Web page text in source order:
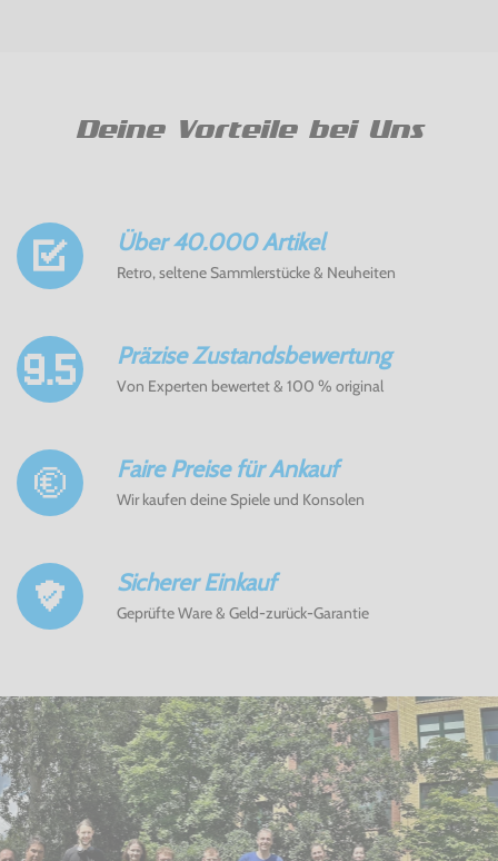
Deine Vorteile bei Uns
Über 40.000 Artikel
Retro, seltene Sammlerstücke & Neuheiten
Präzise Zustandsbewertung
Von Experten bewertet & 100 % original
Faire Preise für Ankauf
Wir kaufen deine Spiele und Konsolen
Sicherer Einkauf
Geprüfte Ware & Geld-zurück-Garantie